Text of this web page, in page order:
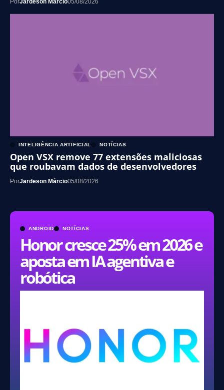
ANDROID NOTÍCIAS
Honor cresce 25% em 2026 e
aposta em IA agentiva e
robótica
PorJardeson Márcio05/08/2026
INTELIGÊNCIA ARTIFICIAL NOTÍCIAS
Open VSX remove 77 extensões maliciosas
que roubavam dados de desenvolvedores
PorJardeson Márcio05/08/2026